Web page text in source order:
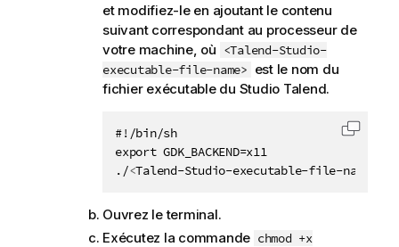
et modifiez-le en ajoutant le contenu
suivant correspondant au processeur de
votre machine, où <Talend-Studio-
executable-file-name> est le nom du
fichier exécutable du Studio Talend.
#!/bin/sh
export GDK_BACKEND=x11
./<Talend-Studio-executable-file-name
Copier
Ouvrez le terminal.
Exécutez la commande chmod +x